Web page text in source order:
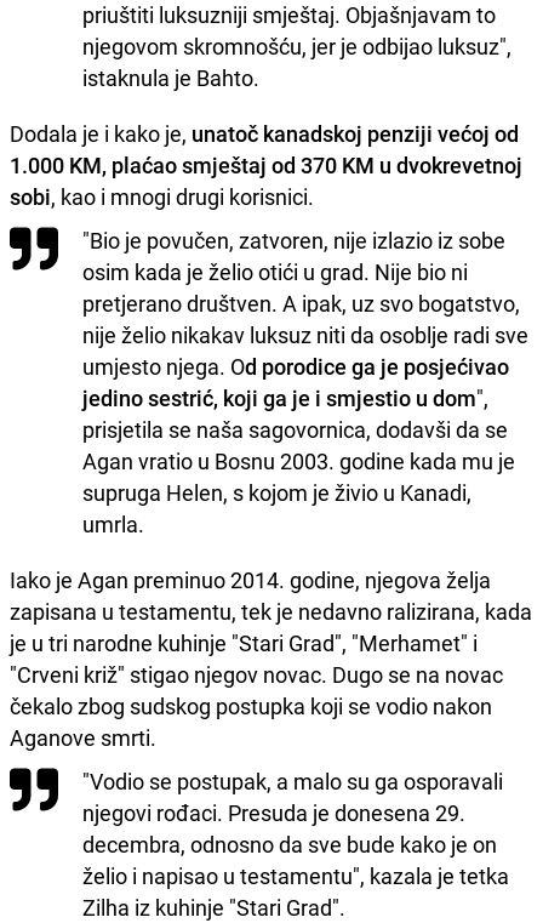
priuštiti luksuzniji smještaj. Objašnjavam to
njegovom skromnošću, jer je odbijao luksuz",
istaknula je Bahto.
Dodala je i kako je, unatoč kanadskoj penziji većoj od
1.000 KM, plaćao smještaj od 370 KM u dvokrevetnoj
sobi, kao i mnogi drugi korisnici.
"Bio je povučen, zatvoren, nije izlazio iz sobe
osim kada je želio otići u grad. Nije bio ni
pretjerano društven. A ipak, uz svo bogatstvo,
nije želio nikakav luksuz niti da osoblje radi sve
umjesto njega. Od porodice ga je posjećivao
jedino sestrić, koji ga je i smjestio u dom",
prisjetila se naša sagovornica, dodavši da se
Agan vratio u Bosnu 2003. godine kada mu je
supruga Helen, s kojom je živio u Kanadi,
umrla.
Iako je Agan preminuo 2014. godine, njegova želja
zapisana u testamentu, tek je nedavno ralizirana, kada
je u tri narodne kuhinje "Stari Grad", "Merhamet" i
"Crveni križ" stigao njegov novac. Dugo se na novac
čekalo zbog sudskog postupka koji se vodio nakon
Aganove smrti.
"Vodio se postupak, a malo su ga osporavali
njegovi rođaci. Presuda je donesena 29.
decembra, odnosno da sve bude kako je on
želio i napisao u testamentu", kazala je tetka
Zilha iz kuhinje "Stari Grad".